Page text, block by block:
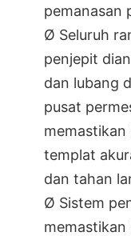
pemanasan
Ø Seluruh
penjepit
dan lubang
pusat
memastikan
templat
dan tahan
Ø Sistem